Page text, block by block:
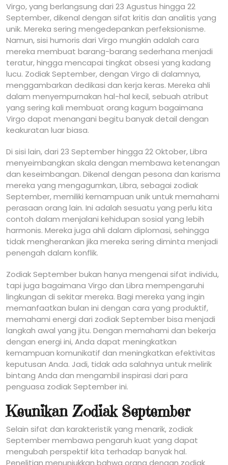
Virgo, yang berlangsung dari 23 Agustus hingga 22
September, dikenal dengan sifat kritis dan analitis yang
unik. Mereka sering mengedepankan perfeksionisme.
Namun, sisi humoris dari Virgo mungkin adalah cara
mereka membuat barang-barang sederhana menjadi
teratur, hingga mencapai tingkat obsesi yang kadang
lucu. Zodiak September, dengan Virgo di dalamnya,
menggambarkan dedikasi dan kerja keras. Mereka ahli
dalam menyempurnakan hal-hal kecil, sebuah atribut
yang sering kali membuat orang kagum bagaimana
Virgo dapat menangani begitu banyak detail dengan
keakuratan luar biasa.
Di sisi lain, dari 23 September hingga 22 Oktober, Libra
menyeimbangkan skala dengan membawa ketenangan
dan keseimbangan. Dikenal dengan pesona dan karisma
mereka yang mengagumkan, Libra, sebagai zodiak
September, memiliki kemampuan unik untuk memahami
perasaan orang lain. Ini adalah sesuatu yang perlu kita
contoh dalam menjalani kehidupan sosial yang lebih
harmonis. Mereka juga ahli dalam diplomasi, sehingga
tidak mengherankan jika mereka sering diminta menjadi
penengah dalam konflik.
Zodiak September bukan hanya mengenai sifat individu,
tapi juga bagaimana Virgo dan Libra mempengaruhi
lingkungan di sekitar mereka. Bagi mereka yang ingin
memanfaatkan bulan ini dengan cara yang produktif,
memahami energi dari zodiak September bisa menjadi
langkah awal yang jitu. Dengan memahami dan bekerja
dengan energi ini, Anda dapat meningkatkan
kemampuan komunikatif dan meningkatkan efektivitas
keputusan Anda. Jadi, tidak ada salahnya untuk melirik
bintang Anda dan mengambil inspirasi dari para
penguasa zodiak September ini.
Keunikan Zodiak September
Selain sifat dan karakteristik yang menarik, zodiak
September membawa pengaruh kuat yang dapat
mengubah perspektif kita terhadap banyak hal.
Penelitian menunjukkan bahwa orang dengan zodiak